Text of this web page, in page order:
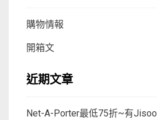
購物情報
開箱文
近期文章
Net-A-Porter最低75折~有Jisoo